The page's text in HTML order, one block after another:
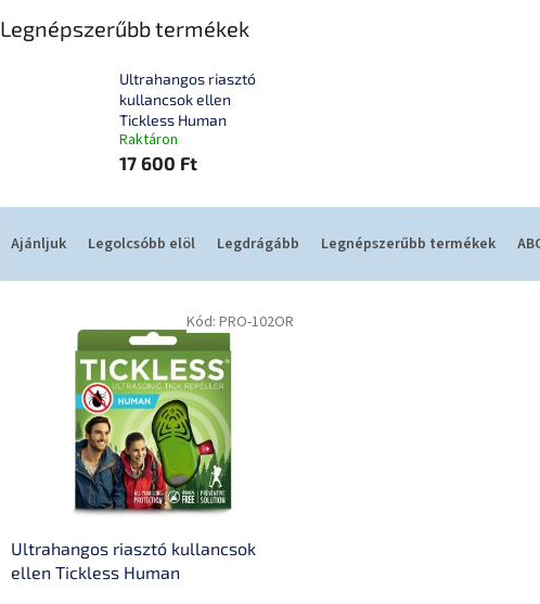
Legnépszerűbb termékek
Ultrahangos riasztó
kullancsok ellen
Tickless Human
Raktáron
17 600 Ft
Ajánljuk Legolcsóbb elöl Legdrágább Legnépszerűbb termékek
Ultrahangos riasztó kullancsok
ellen Tickless Human
Kód: PRO-102OR